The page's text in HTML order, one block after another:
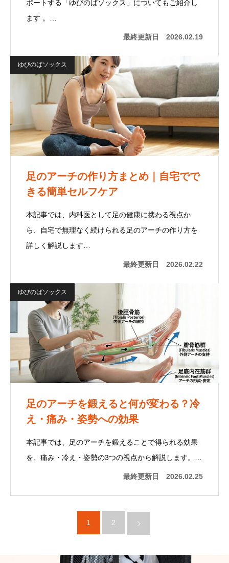
ポートする「ゆびのばソックス」についてもご紹介し
ます 。…
最終更新日 2026.02.19
ゆびのばソックス
足のアーチの作り方まとめ｜自宅でで
きる簡単セルフケア
本記事では、内科医として足の健康に携わる視点か
ら、自宅で無理なく続けられる足のアーチの作り方を
詳しく解説します…
最終更新日 2026.02.22
ゆびのばソックス
足のアーチを鍛えると何が変わる？冷
え・痛み・姿勢への効果
本記事では、足のアーチを鍛えることで得られる効果
を、痛み・冷え・姿勢の3つの視点から解説します。…
最終更新日 2026.02.25
1 2